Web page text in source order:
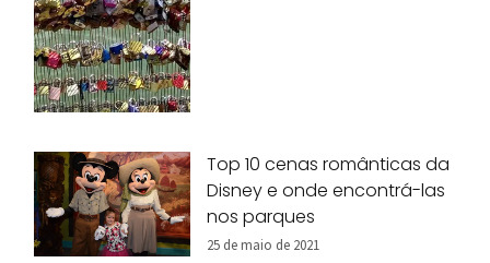
Top 10 cenas românticas da
Disney e onde encontrá-las
nos parques
25 de maio de 2021